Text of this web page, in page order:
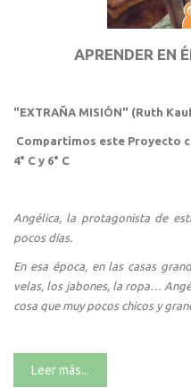
APRENDER EN
"EXTRAÑA MISIÓN" (Ruth
Compartimos este Proyecto
4° C y 6° C
Angélica, la protagonista de
pocos días.
En esa época, en las casas
velas, los jabones, la ropa…
cosa que muy pocos chicos y
Leer más...